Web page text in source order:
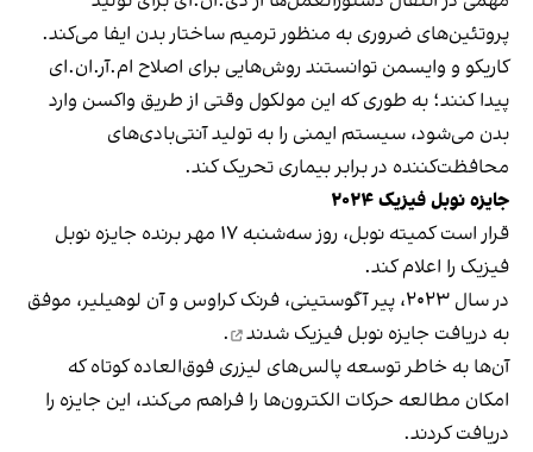
پروتئین‌های ضروری به منظور ترمیم ساختار بدن ایفا می‌کند.
کاریکو و وایسمن توانستند روش‌هایی برای اصلاح ام‌.آر‌.ان‌.ای
پیدا کنند؛ به طوری که این مولکول وقتی از طریق واکسن وارد
بدن می‌شود، سیستم ایمنی را به تولید آنتی‌بادی‌های
محافظت‌کننده در برابر بیماری تحریک کند.
جایزه نوبل فیزیک ۲۰۲۴
قرار است کمیته نوبل، روز سه‌شنبه ۱۷ مهر برنده جایزه نوبل
فیزیک را اعلام کند.
در سال ۲۰۲۳، پیر آگوستینی، فرنک کراوس و آن لوهیلیر، موفق
به دریافت جایزه نوبل فیزیک شدند
.
آن‌ها به خاطر توسعه پالس‌های لیزری فوق‌العاده کوتاه که
امکان مطالعه حرکات الکترون‌ها را فراهم می‌کند، این جایزه را
دریافت کردند.